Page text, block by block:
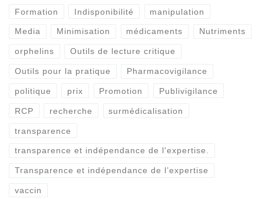
Formation Indisponibilité manipulation
Media Minimisation médicaments Nutriments
orphelins Outils de lecture critique
Outils pour la pratique Pharmacovigilance
politique prix Promotion Publivigilance
RCP recherche surmédicalisation
transparence
transparence et indépendance de l'expertise.
Transparence et indépendance de l’expertise
vaccin